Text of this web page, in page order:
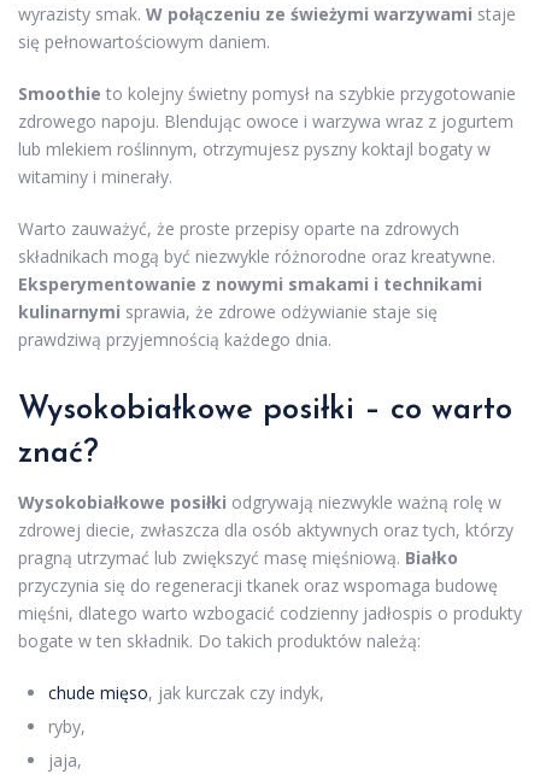
wyrazisty smak. W połączeniu ze świeżymi warzywami staje
się pełnowartościowym daniem.
Smoothie to kolejny świetny pomysł na szybkie przygotowanie
zdrowego napoju. Blendując owoce i warzywa wraz z jogurtem
lub mlekiem roślinnym, otrzymujesz pyszny koktajl bogaty w
witaminy i minerały.
Warto zauważyć, że proste przepisy oparte na zdrowych
składnikach mogą być niezwykle różnorodne oraz kreatywne.
Eksperymentowanie z nowymi smakami i technikami
kulinarnymi sprawia, że zdrowe odżywianie staje się
prawdziwą przyjemnością każdego dnia.
Wysokobiałkowe posiłki – co warto
znać?
Wysokobiałkowe posiłki odgrywają niezwykle ważną rolę w
zdrowej diecie, zwłaszcza dla osób aktywnych oraz tych, którzy
pragną utrzymać lub zwiększyć masę mięśniową. Białko
przyczynia się do regeneracji tkanek oraz wspomaga budowę
mięśni, dlatego warto wzbogacić codzienny jadłospis o produkty
bogate w ten składnik. Do takich produktów należą:
chude mięso, jak kurczak czy indyk,
ryby,
jaja,